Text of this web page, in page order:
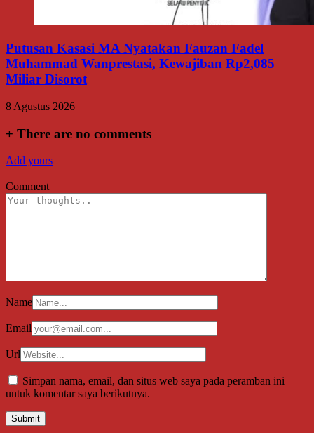
Putusan Kasasi MA Nyatakan Fauzan Fadel
Muhammad Wanprestasi, Kewajiban Rp2,085
Miliar Disorot
8 Agustus 2026
+ There are no comments
Add yours
Comment
Name
Email
Url
Simpan nama, email, dan situs web saya pada peramban ini
untuk komentar saya berikutnya.